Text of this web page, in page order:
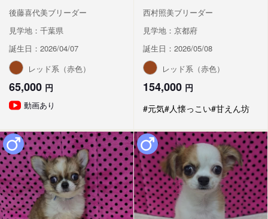
後藤喜代美ブリーダー
見学地：千葉県
誕生日：2026/04/07
レッド系（赤色）
65,000 円
動画あり
西村照美ブリーダー
見学地：京都府
誕生日：2026/05/08
レッド系（赤色）
154,000 円
#元気#人懐っこい#甘えん坊